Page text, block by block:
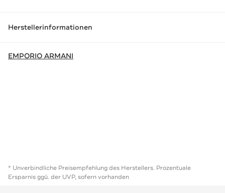
Herstellerinformationen
EMPORIO ARMANI
* Unverbindliche Preisempfehlung des Herstellers. Prozentuale
Ersparnis ggü. der UVP, sofern vorhanden